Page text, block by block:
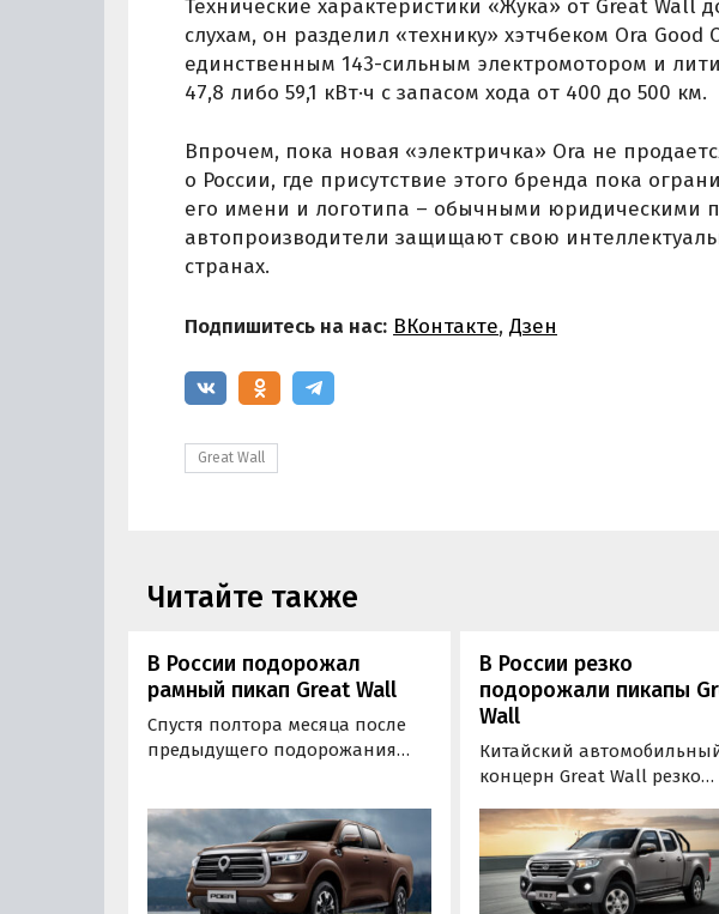
Технические характеристики «Жука» от Great Wall
слухам, он разделил «технику» хэтчбеком Ora
единственным 143-сильным электромотором и
47,8 либо 59,1 кВт·ч с запасом хода от 400 до 500 км.
Впрочем, пока новая «электричка» Ora не
о России, где присутствие этого бренда пока
его имени и логотипа – обычными юридическими
автопроизводители защищают свою
странах.
Подпишитесь на нас: ВКонтакте, Дзен
Great Wall
Читайте также
В России подорожал
рамный пикап Great Wall
Спустя полтора месяца после
предыдущего подорожания
тысяч рублей или 1,9-2%. Об
этом портал «Где и Что» узнал
в ходе мониторинга прайс-
листов Great Wall.
В России резко
подорожали пикапы
Wall
Китайский
концерн Great Wall резко
пикапа – Poer и Wingle 7.
Размер подорожания
от 1 до 1,4 млн рублей или
54%.